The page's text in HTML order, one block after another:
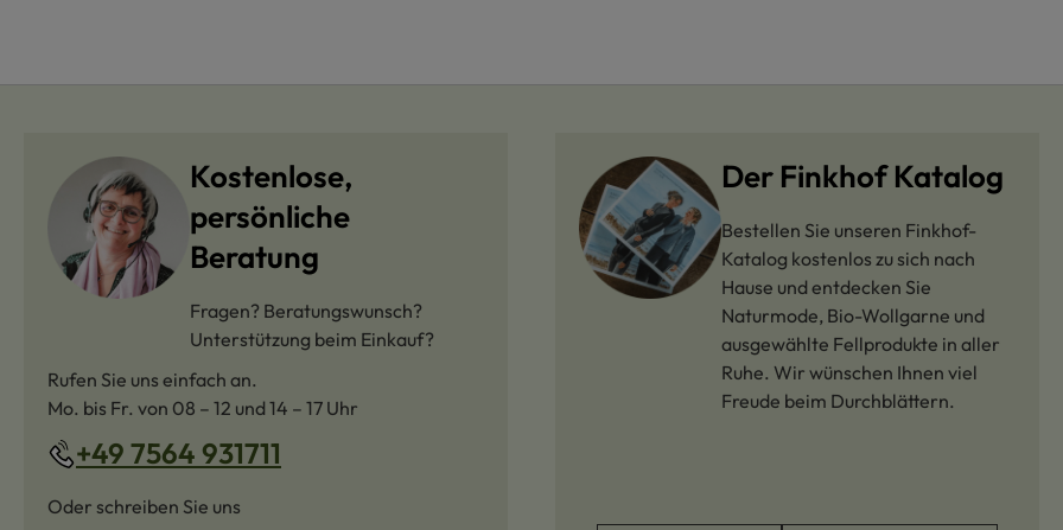
Kostenlose,
persönliche
Beratung
Fragen? Beratungswunsch?
Unterstützung beim Einkauf?
Rufen Sie uns einfach an.
Mo. bis Fr. von 08 – 12 und 14 – 17 Uhr
+49 7564 931711
Oder schreiben Sie uns
Der Finkhof Katalog
Bestellen Sie unseren Finkhof-
Katalog kostenlos zu sich nach
Hause und entdecken Sie
Naturmode, Bio-Wollgarne und
ausgewählte Fellprodukte in aller
Ruhe. Wir wünschen Ihnen viel
Freude beim Durchblättern.